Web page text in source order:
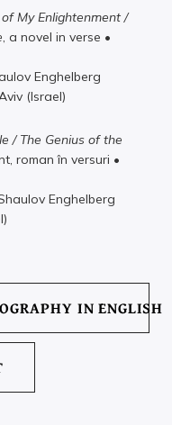
My Enlightenment /
, a novel in verse •
Enghelberg
(Israel)
/ The Genius of the
roman în versuri •
Enghelberg
IN ENGLISH